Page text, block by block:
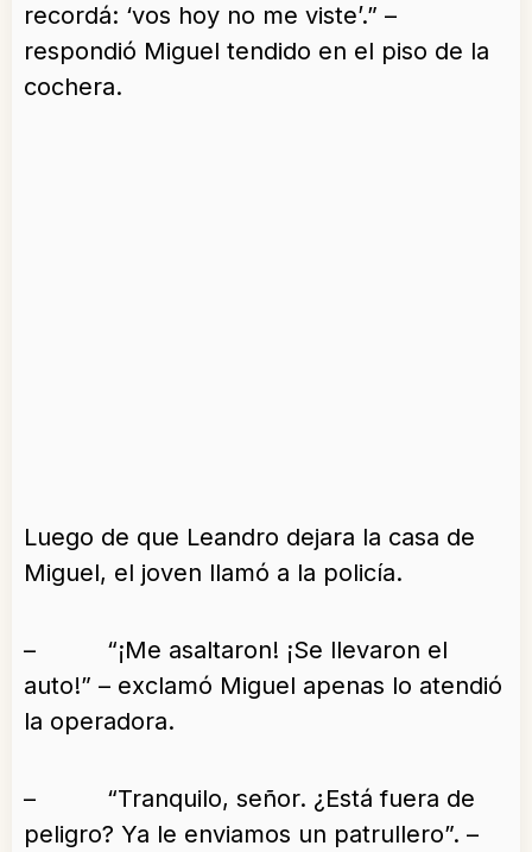
recordá: ‘vos hoy no me viste’.” –
respondió Miguel tendido en el piso de la
cochera.
Luego de que Leandro dejara la casa de
Miguel, el joven llamó a la policía.
– “¡Me asaltaron! ¡Se llevaron el
auto!” – exclamó Miguel apenas lo atendió
la operadora.
– “Tranquilo, señor. ¿Está fuera de
peligro? Ya le enviamos un patrullero”. –